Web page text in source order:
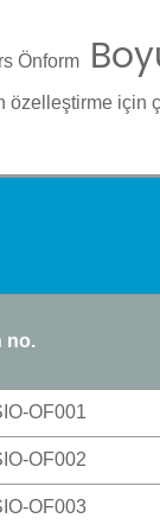
Önform
özelleştirme için
no.
OF001
OF002
OF003